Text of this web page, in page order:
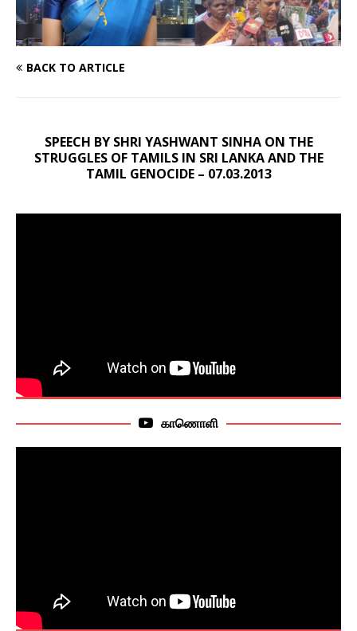
BACK TO ARTICLE
SPEECH BY SHRI YASHWANT SINHA ON THE
STRUGGLES OF TAMILS IN SRI LANKA AND THE
TAMIL GENOCIDE – 07.03.2013
காணொளி